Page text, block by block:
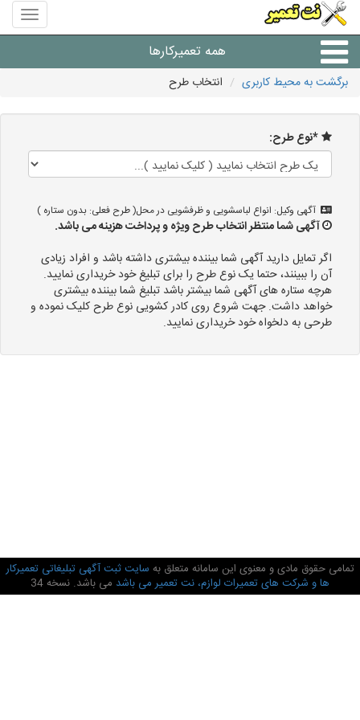
منوی
سایت
تعمیر
همه تعمیرکارها
برگشت به محیط کاربری انتخاب طرح
*نوع طرح:
آگهی وکیل: انواع لباسشویی و ظرفشویی در محل( طرح فعلی: بدون ستاره )
آگهی شما منتظر انتخاب طرح ویژه و پرداخت هزینه می باشد.
اگر تمایل دارید آگهی شما بیننده بیشتری داشته باشد و افراد زیادی
آن را ببینند، حتما یک نوع طرح را برای تبلیغ خود خریداری نمایید.
هرچه ستاره های آگهی شما بیشتر باشد تبلیغ شما بیننده بیشتری
خواهد داشت. جهت شروع روی کادر کشویی نوع طرح کلیک نموده و
طرحی به دلخواه خود خریداری نمایید.
تمامی حقوق مادی و معنوی این سامانه متعلق به سایت ثبت آگهی تبلیغاتی تعمیرکار
ها و شرکت های تعمیرات لوازم، نت تعمیر می باشد می باشد. نسخه 34